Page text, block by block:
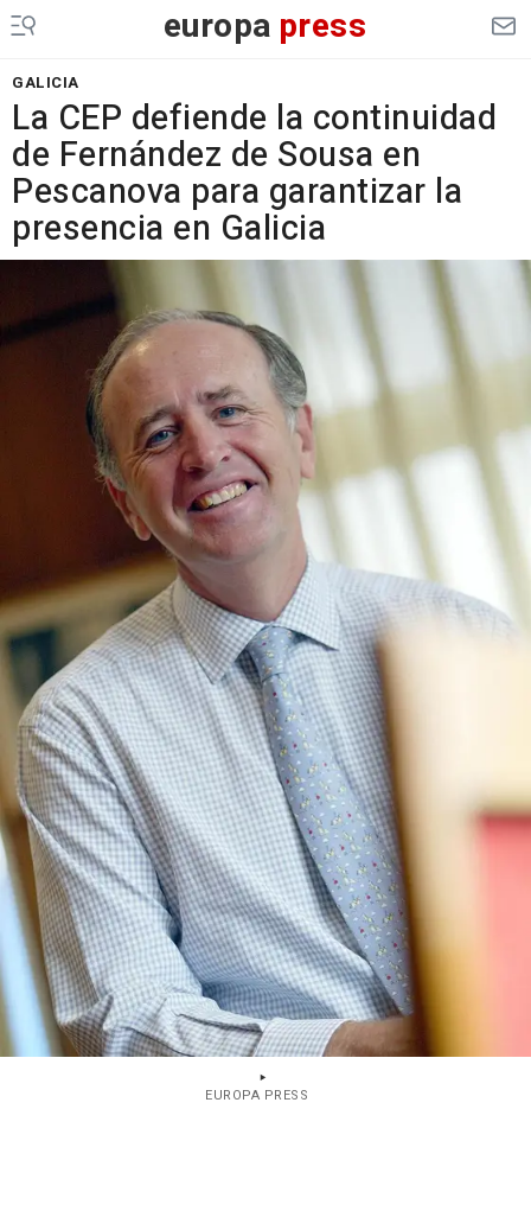
europa press
GALICIA
La CEP defiende la continuidad
de Fernández de Sousa en
Pescanova para garantizar la
presencia en Galicia
EUROPA PRESS